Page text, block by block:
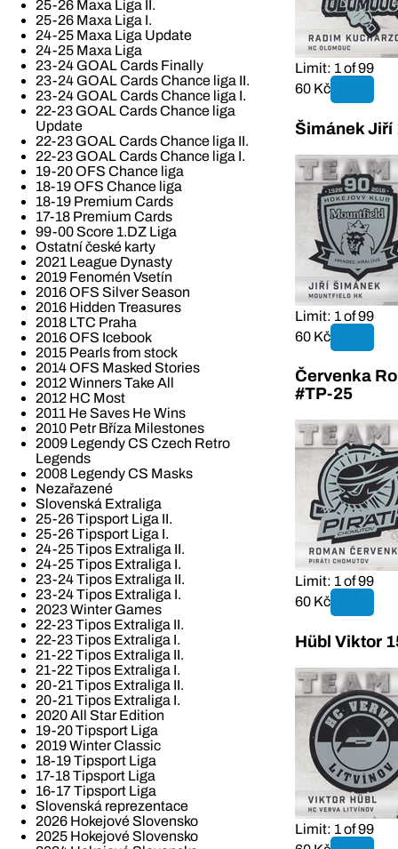
25-26 Maxa Liga II.
25-26 Maxa Liga I.
24-25 Maxa Liga Update
24-25 Maxa Liga
23-24 GOAL Cards Finally
23-24 GOAL Cards Chance liga II.
23-24 GOAL Cards Chance liga I.
22-23 GOAL Cards Chance liga
Update
22-23 GOAL Cards Chance liga II.
22-23 GOAL Cards Chance liga I.
19-20 OFS Chance liga
18-19 OFS Chance liga
18-19 Premium Cards
17-18 Premium Cards
99-00 Score 1.DZ Liga
Ostatní české karty
2021 League Dynasty
2019 Fenomén Vsetín
2016 OFS Silver Season
2016 Hidden Treasures
2018 LTC Praha
2016 OFS Icebook
2015 Pearls from stock
2014 OFS Masked Stories
2012 Winners Take All
2012 HC Most
2011 He Saves He Wins
2010 Petr Bříza Milestones
2009 Legendy CS Czech Retro
Legends
2008 Legendy CS Masks
Nezařazené
Slovenská Extraliga
25-26 Tipsport Liga II.
25-26 Tipsport Liga I.
24-25 Tipos Extraliga II.
24-25 Tipos Extraliga I.
23-24 Tipos Extraliga II.
23-24 Tipos Extraliga I.
2023 Winter Games
22-23 Tipos Extraliga II.
22-23 Tipos Extraliga I.
21-22 Tipos Extraliga II.
21-22 Tipos Extraliga I.
20-21 Tipos Extraliga II.
20-21 Tipos Extraliga I.
2020 All Star Edition
19-20 Tipsport Liga
2019 Winter Classic
18-19 Tipsport Liga
17-18 Tipsport Liga
16-17 Tipsport Liga
Slovenská reprezentace
2026 Hokejové Slovensko
2025 Hokejové Slovensko
Limit: 1 of 99
60 Kč
Šimánek Jiří
Limit: 1 of 99
60 Kč
Červenka
#TP-25
Limit: 1 of 99
60 Kč
Hübl Viktor
Limit: 1 of 99